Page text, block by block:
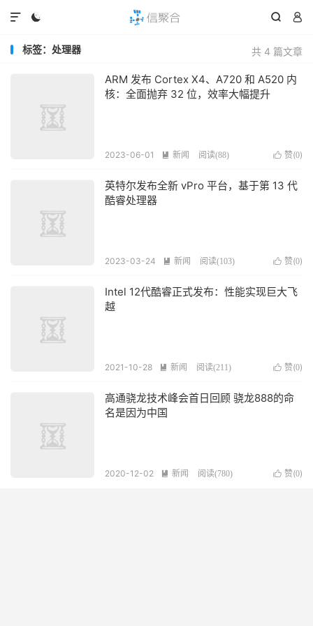
  

共 4 篇文章
标签：处理器
ARM 发布 Cortex X4、A720 和 A520 内
核：全面抛弃 32 位，效率大幅提升
 赞(0)
2023-06-01  新闻 阅读(88)
英特尔发布全新 vPro 平台，基于第 13 代
酷睿处理器
 赞(0)
2023-03-24  新闻 阅读(103)
Intel 12代酷睿正式发布：性能实现巨大飞
越
 赞(0)
2021-10-28  新闻 阅读(211)
高通骁龙技术峰会首日回顾 骁龙888的命
名是因为中国
 赞(0)
2020-12-02  新闻 阅读(780)